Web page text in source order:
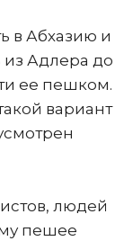
в Абхазию и
из Адлера до
ее пешком.
вариант
людей
пешее